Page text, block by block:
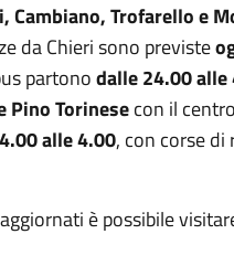
Cambiano, Trofarello e
da Chieri sono previste
partonodalle 24.00 alle
Pino Torinesecon il
alle 4.00, con corse
è possibile